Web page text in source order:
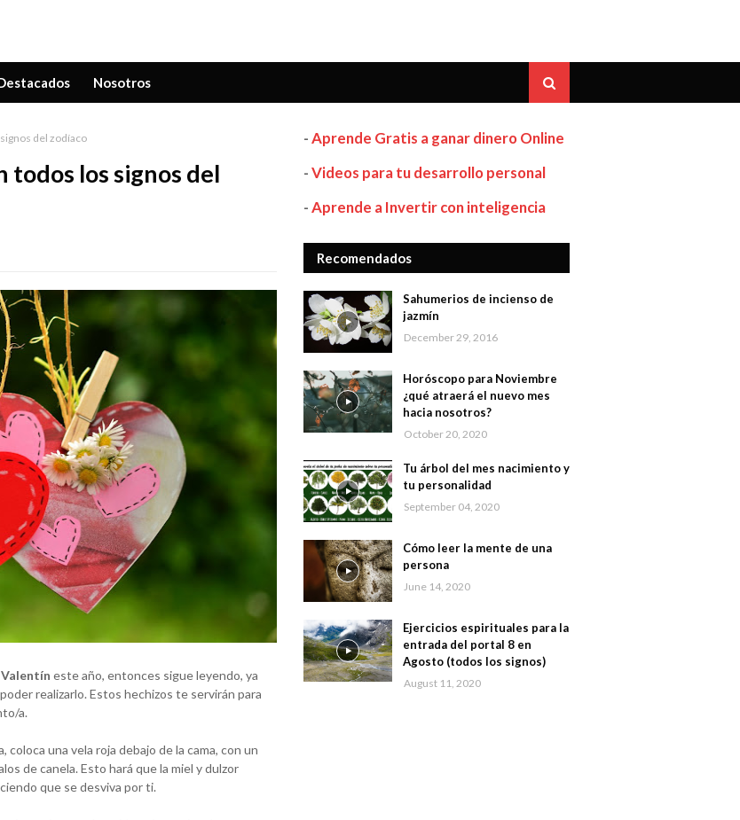
Nosotros
del zodíaco
todos los signos del
Valentín este año, entonces sigue leyendo, ya
realizarlo. Estos hechizos te servirán para
a.
una vela roja debajo de la cama, con un
de canela. Esto hará que la miel y dulzor
que se desviva por ti.
-Aprende Gratis a ganar dinero Online
-Videos para tu desarrollo personal
-Aprende a Invertir con inteligencia
Recomendados
Sahumerios de incienso de
jazmín
December 29, 2016
Horóscopo para Noviembre
¿qué atraerá el nuevo mes
hacia nosotros?
October 20, 2020
Tu árbol del mes nacimiento y
tu personalidad
September 04, 2020
Cómo leer la mente de una
persona
June 14, 2020
Ejercicios espirituales para la
entrada del portal 8 en
Agosto (todos los signos)
August 11, 2020